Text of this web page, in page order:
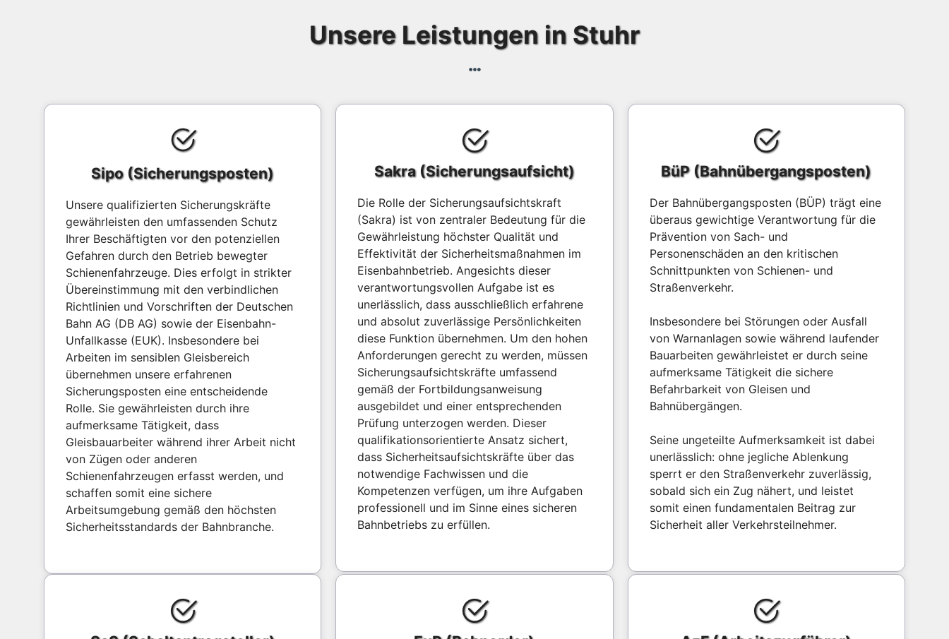
Unsere Leistungen in Stuhr
Sipo (Sicherungsposten)
Unsere qualifizierten Sicherungskräfte
gewährleisten den umfassenden Schutz
Ihrer Beschäftigten vor den potenziellen
Gefahren durch den Betrieb bewegter
Schienenfahrzeuge. Dies erfolgt in strikter
Übereinstimmung mit den verbindlichen
Richtlinien und Vorschriften der Deutschen
Bahn AG (DB AG) sowie der Eisenbahn-
Unfallkasse (EUK). Insbesondere bei
Arbeiten im sensiblen Gleisbereich
übernehmen unsere erfahrenen
Sicherungsposten eine entscheidende
Rolle. Sie gewährleisten durch ihre
aufmerksame Tätigkeit, dass
Gleisbauarbeiter während ihrer Arbeit nicht
von Zügen oder anderen
Schienenfahrzeugen erfasst werden, und
schaffen somit eine sichere
Arbeitsumgebung gemäß den höchsten
Sicherheitsstandards der Bahnbranche.
Sakra (Sicherungsaufsicht)
Die Rolle der Sicherungsaufsichtskraft
(Sakra) ist von zentraler Bedeutung für die
Gewährleistung höchster Qualität und
Effektivität der Sicherheitsmaßnahmen im
Eisenbahnbetrieb. Angesichts dieser
verantwortungsvollen Aufgabe ist es
unerlässlich, dass ausschließlich erfahrene
und absolut zuverlässige Persönlichkeiten
diese Funktion übernehmen. Um den hohen
Anforderungen gerecht zu werden, müssen
Sicherungsaufsichtskräfte umfassend
gemäß der Fortbildungsanweisung
ausgebildet und einer entsprechenden
Prüfung unterzogen werden. Dieser
qualifikationsorientierte Ansatz sichert,
dass Sicherheitsaufsichtskräfte über das
notwendige Fachwissen und die
Kompetenzen verfügen, um ihre Aufgaben
professionell und im Sinne eines sicheren
Bahnbetriebs zu erfüllen.
BüP (Bahnübergangsposten)
Der Bahnübergangsposten (BÜP) trägt eine
überaus gewichtige Verantwortung für die
Prävention von Sach- und
Personenschäden an den kritischen
Schnittpunkten von Schienen- und
Straßenverkehr.
Insbesondere bei Störungen oder Ausfall
von Warnanlagen sowie während laufender
Bauarbeiten gewährleistet er durch seine
aufmerksame Tätigkeit die sichere
Befahrbarkeit von Gleisen und
Bahnübergängen.
Seine ungeteilte Aufmerksamkeit ist dabei
unerlässlich: ohne jegliche Ablenkung
sperrt er den Straßenverkehr zuverlässig,
sobald sich ein Zug nähert, und leistet
somit einen fundamentalen Beitrag zur
Sicherheit aller Verkehrsteilnehmer.